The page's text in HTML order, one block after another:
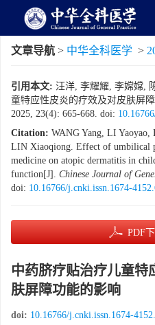
文章导航 > 中华全科医学 >
引用本文: 汪洋, 李耀耀, 李嫦嫦,
童特应性皮炎的疗效及对皮肤屏
2025, 23(4): 665-668. doi:
Citation: WANG Yang, LI Yaoyao,
LIN Xiaoqiong. Effect of umbilical
medicine on atopic dermatitis in
function[J]. Chinese Journal of
doi: 10.16766/j.cnki.issn.1674-
PDF
中药脐疗贴治疗儿童特
肤屏障功能的影响
doi: 10.16766/j.cnki.issn.1674-